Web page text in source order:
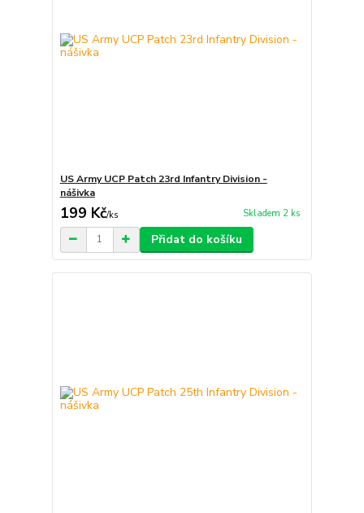
US Army UCP Patch 23rd Infantry Division -
nášivka
199 Kč/ks Skladem 2 ks
Přidat do košíku